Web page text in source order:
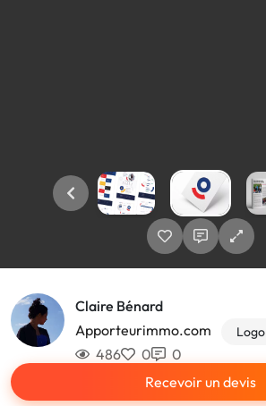
Claire Bénard
Apporteurimmo.com
Logo
486 0
0
Recevoir un devis